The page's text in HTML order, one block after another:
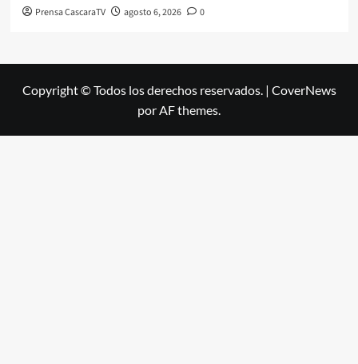
Prensa CascaraTV agosto 6, 2026 0
Copyright © Todos los derechos reservados. | CoverNews
por AF themes.